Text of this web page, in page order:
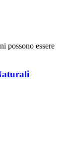
possono essere